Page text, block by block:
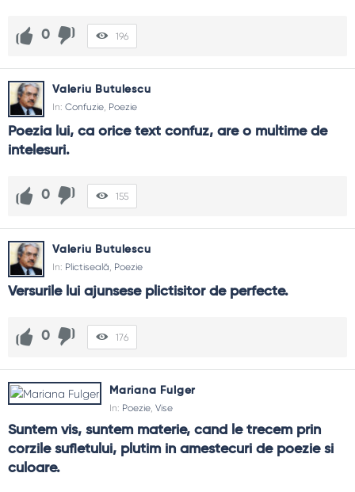
0 196
Valeriu Butulescu
In: Confuzie, Poezie
Poezia lui, ca orice text confuz, are o multime de
intelesuri.
0 155
Valeriu Butulescu
In: Plictiseală, Poezie
Versurile lui ajunsese plictisitor de perfecte.
0 176
Mariana Fulger
In: Poezie, Vise
Suntem vis, suntem materie, cand le trecem prin
corzile sufletului, plutim in amestecuri de poezie si
culoare.